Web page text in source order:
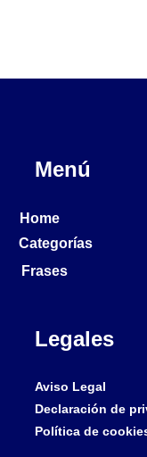
Menú
Home
Categorías
Frases
Legales
Aviso Legal
Declaración de
Política de